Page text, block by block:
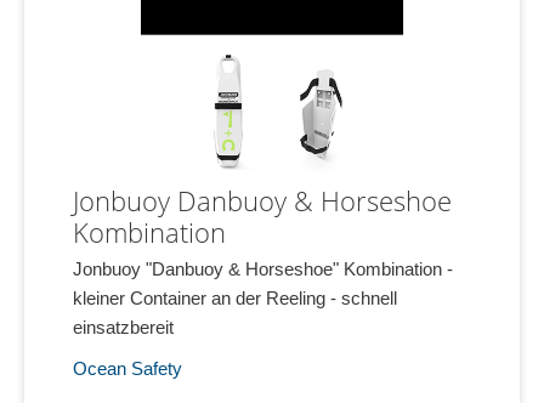
Jonbuoy Danbuoy & Horseshoe
Kombination
Jonbuoy "Danbuoy & Horseshoe" Kombination -
kleiner Container an der Reeling - schnell
einsatzbereit
Ocean Safety